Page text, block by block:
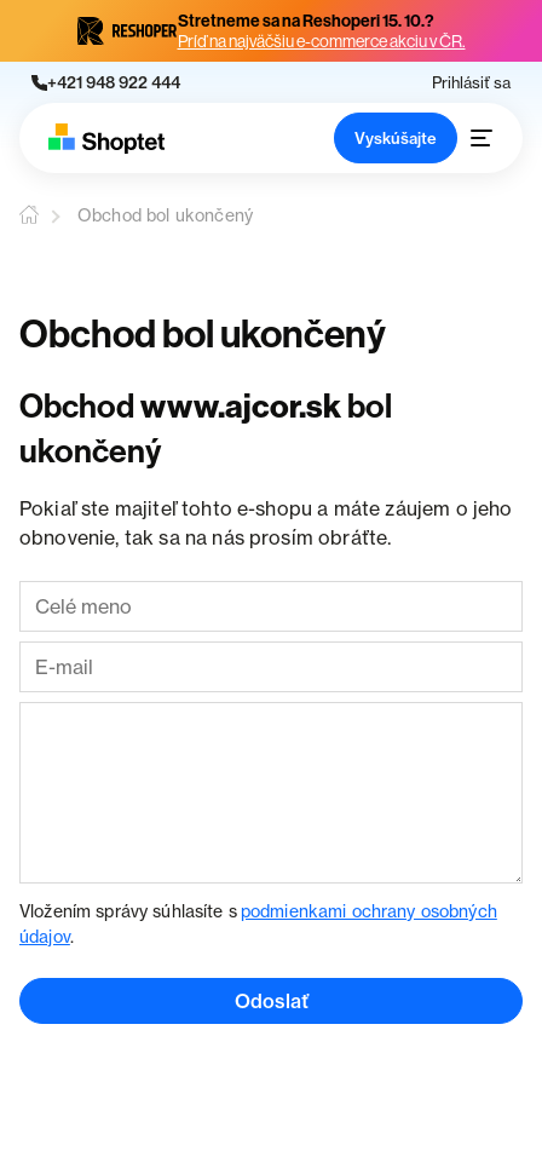
Stretneme sa na Reshoperi 15. 10.?
Príď na najväčšiu e-commerce akciu v ČR.
+421 948 922 444 Prihlásiť sa
Vyskúšajte
Obchod bol ukončený
Obchod bol ukončený
Obchodwww.ajcor.skbol
ukončený
Pokiaľ ste majiteľ tohto e-shopu a máte záujem o jeho
obnovenie, tak sa na nás prosím obráťte.
Vložením správy súhlasíte spodmienkami ochrany osobných
údajov.
Odoslať